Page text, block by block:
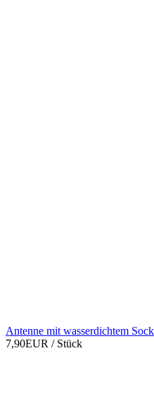
Antenne mit wasserdichtem
7,90EUR / Stück